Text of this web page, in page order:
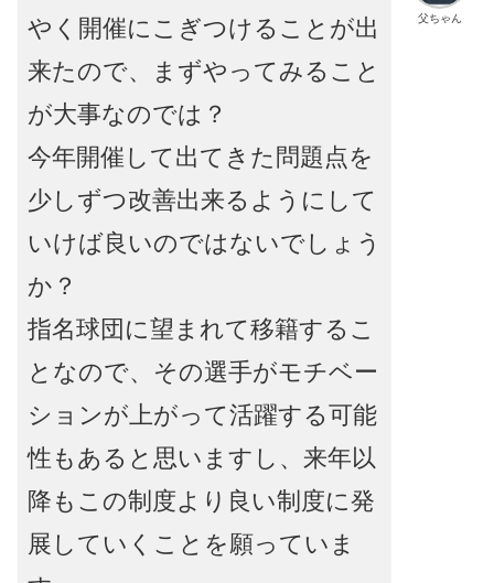
父ちゃん
やく開催にこぎつけることが出
来たので、まずやってみること
が大事なのでは？
今年開催して出てきた問題点を
少しずつ改善出来るようにして
いけば良いのではないでしょう
か？
指名球団に望まれて移籍するこ
となので、その選手がモチベー
ションが上がって活躍する可能
性もあると思いますし、来年以
降もこの制度より良い制度に発
展していくことを願っていま